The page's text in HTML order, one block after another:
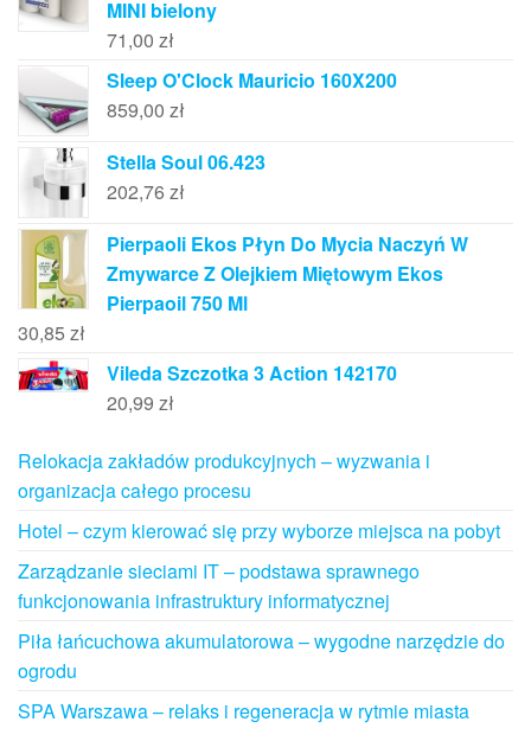
MINI bielony
71,00 zł
Sleep O'Clock Mauricio 160X200
859,00 zł
Stella Soul 06.423
202,76 zł
Pierpaoli Ekos Płyn Do Mycia Naczyń W
Zmywarce Z Olejkiem Miętowym Ekos
Pierpaoil 750 Ml
30,85 zł
Vileda Szczotka 3 Action 142170
20,99 zł
Relokacja zakładów produkcyjnych – wyzwania i
organizacja całego procesu
Hotel – czym kierować się przy wyborze miejsca na pobyt
Zarządzanie sieciami IT – podstawa sprawnego
funkcjonowania infrastruktury informatycznej
Piła łańcuchowa akumulatorowa – wygodne narzędzie do
ogrodu
SPA Warszawa – relaks i regeneracja w rytmie miasta